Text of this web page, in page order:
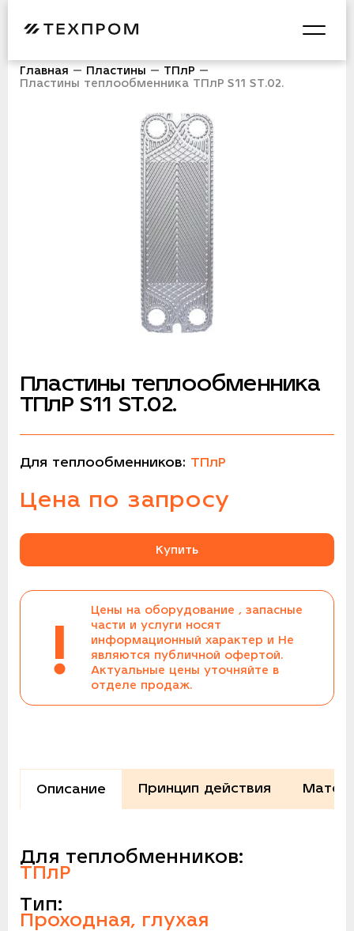
Главная Пластины
ТПлР
Пластины теплообменника ТПлР S11 ST.02.
Пластины теплообменника
ТПлР S11 ST.02.
Для теплообменников: ТПлР
Цена по запросу
Купить
!
Цены на оборудование , запасные
части и услуги носят
информационный характер и Не
являются публичной офертой.
Актуальные цены уточняйте в
отделе продаж.
Описание Принцип действия
Для теплобменников:
ТПлР
Тип:
Проходная, глухая